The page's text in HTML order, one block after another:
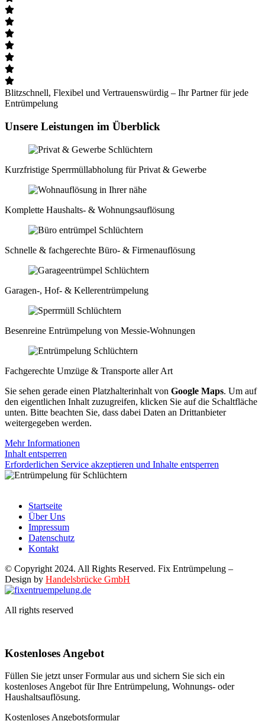
Blitzschnell, Flexibel und Vertrauenswürdig – Ihr Partner für jede
Entrümpelung
Unsere Leistungen im Überblick
Kurzfristige Sperrmüll­abholung für Privat & Gewerbe
Komplette Haushalts- & Wohnungsauflösung
Schnelle & fachgerechte Büro- & Firmenauflösung
Garagen-, Hof- & Kellerentrümpelung
Besenreine Entrümpelung von Messie-Wohnungen
Fachgerechte Umzüge & Transporte aller Art
Sie sehen gerade einen Platzhalterinhalt von Google Maps. Um auf
den eigentlichen Inhalt zuzugreifen, klicken Sie auf die Schaltfläche
unten. Bitte beachten Sie, dass dabei Daten an Drittanbieter
weitergegeben werden.
Mehr Informationen
Inhalt entsperren
Erforderlichen Service akzeptieren und Inhalte entsperren
Startseite
Über Uns
Impressum
Datenschutz
Kontakt
© Copyright 2024. All Rights Reserved. Fix Entrümpelung –
Design by Handelsbrücke GmbH
All rights reserved
Kostenloses Angebot
Füllen Sie jetzt unser Formular aus und sichern Sie sich ein
kostenloses Angebot für Ihre Entrümpelung, Wohnungs- oder
Haushaltsauflösung.
Kostenloses Angebotsformular